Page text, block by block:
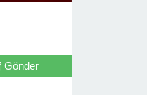
Gönder